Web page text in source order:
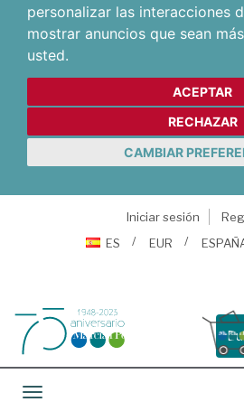
personalizar las interacciones
mostrar anuncios que sean
usted.
ACEPTAR
RECHAZAR
CAMBIAR
Iniciar sesión
ES
EUR
Toggle navigation